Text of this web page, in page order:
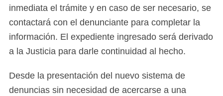
inmediata el trámite y en caso de ser necesario, se
contactará con el denunciante para completar la
información. El expediente ingresado será derivado
a la Justicia para darle continuidad al hecho.
Desde la presentación del nuevo sistema de
denuncias sin necesidad de acercarse a una